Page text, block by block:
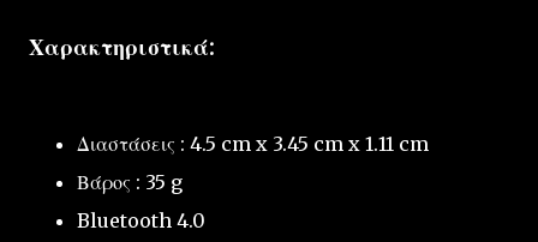
Χαρακτηριστικά:
Διαστάσεις : 4.5 cm x 3.45 cm x 1.11 cm
Βάρος : 35 g
Bluetooth 4.0